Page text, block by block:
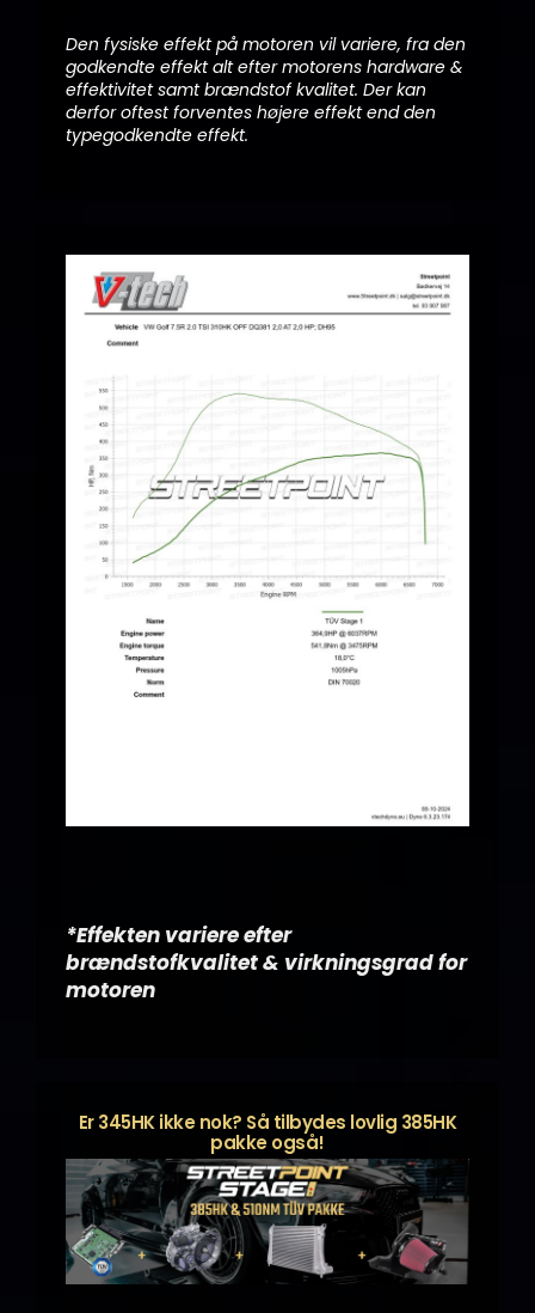
Den fysiske effekt på motoren vil variere, fra den
godkendte effekt alt efter motorens hardware &
effektivitet samt brændstof kvalitet. Der kan
derfor oftest forventes højere effekt end den
typegodkendte effekt.
*Effekten variere efter
brændstofkvalitet & virkningsgrad for
motoren
Er 345HK ikke nok? Så tilbydes lovlig 385HK
pakke også!